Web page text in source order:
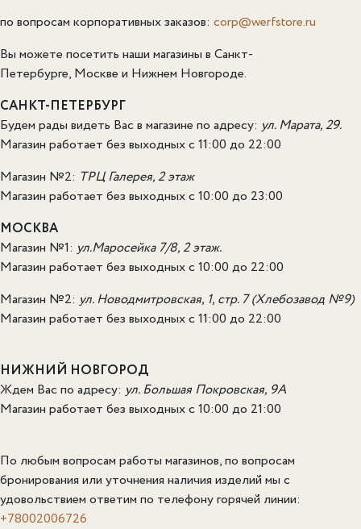
по вопросам корпоративных заказов: corp@werfstore.ru
Вы можете посетить наши магазины в Санкт-
Петербурге, Москве и Нижнем Новгороде.
САНКТ-ПЕТЕРБУРГ
Будем рады видеть Вас в магазине по адресу: ул. Марата, 29.
Магазин работает без выходных с 11:00 до 22:00
Магазин №2: ТРЦ Галерея, 2 этаж
Магазин работает без выходных с 10:00 до 23:00
МОСКВА
Магазин №1: ул.Маросейка 7/8, 2 этаж.
Магазин работает без выходных с 10:00 до 22:00
Магазин №2: ул. Новодмитровская, 1, стр. 7 (Хлебозавод №9)
Магазин работает без выходных с 11:00 до 22:00
НИЖНИЙ НОВГОРОД
Ждем Вас по адресу: ул. Большая Покровская, 9А
Магазин работает без выходных с 10:00 до 21:00
По любым вопросам работы магазинов, по вопросам
бронирования или уточнения наличия изделий мы с
удовольствием ответим по телефону горячей линии:
+78002006726